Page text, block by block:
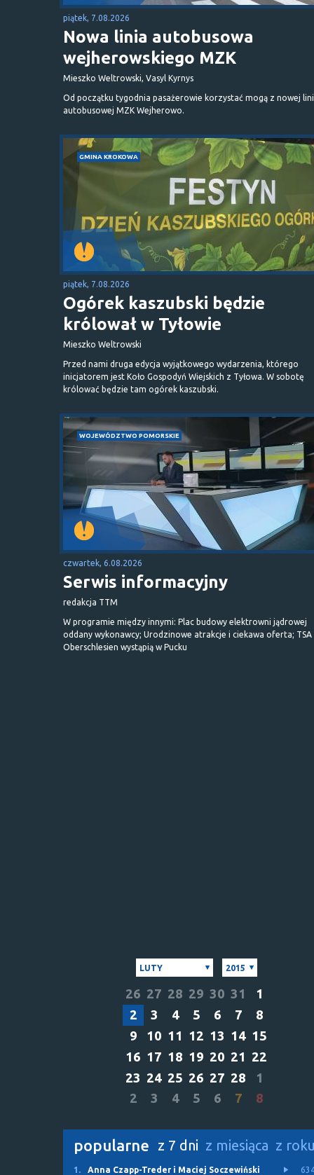
piątek, 7.08.2026
Nowa linia autobusowa
wejherowskiego MZK
Mieszko Weltrowski, Vasyl Kyrnys
Od początku tygodnia pasażerowie korzystać mogą z nowej
autobusowej MZK Wejherowo.
GMINA KROKOWA
piątek, 7.08.2026
Ogórek kaszubski będzie
królował w Tyłowie
Mieszko Weltrowski
Przed nami druga edycja wyjątkowego wydarzenia, którego
inicjatorem jest Koło Gospodyń Wiejskich z Tyłowa. W sobotę
królować będzie tam ogórek kaszubski.
WOJEWÓDZTWO POMORSKIE
czwartek, 6.08.2026
Serwis informacyjny
redakcja TTM
W programie między innymi: Plac budowy elektrowni jądrowej
oddany wykonawcy; Urodzinowe atrakcje i ciekawa oferta; TSA
Oberschlesien wystąpią w Pucku
LUTY 2015
26 27 28 29 30 31
1
2
3 4 5 6 7
8
9
10 11 12 13 14 15
16 17 18 19 20 21 22
23 24 25 26 27 28
1
2
3 4 5 6 7 8
popularne z 7 dni z miesiąca z
1. Anna Czapp-Treder i Maciej Soczewiński